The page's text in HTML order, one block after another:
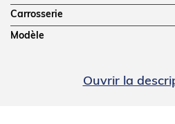
Ouvrir la
Carrosserie
Modèle